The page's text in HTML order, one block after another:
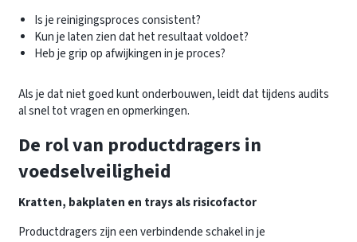
Is je reinigingsproces consistent?
Kun je laten zien dat het resultaat voldoet?
Heb je grip op afwijkingen in je proces?
Als je dat niet goed kunt onderbouwen, leidt dat tijdens audits
al snel tot vragen en opmerkingen.
De rol van productdragers in
voedselveiligheid
Kratten, bakplaten en trays als risicofactor
Productdragers zijn een verbindende schakel in je